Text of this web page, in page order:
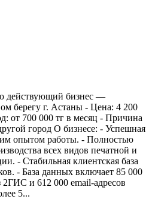
действующий бизнес —
берегу г. Астаны - Цена: 4 200
от 700 000 тг в месяц - Причина
город О бизнесе: - Успешная
опытом работы. - Полностью
всех видов печатной и
- Стабильная клиентская база
- База данных включает 85 000
и 612 000 email-адресов
5...